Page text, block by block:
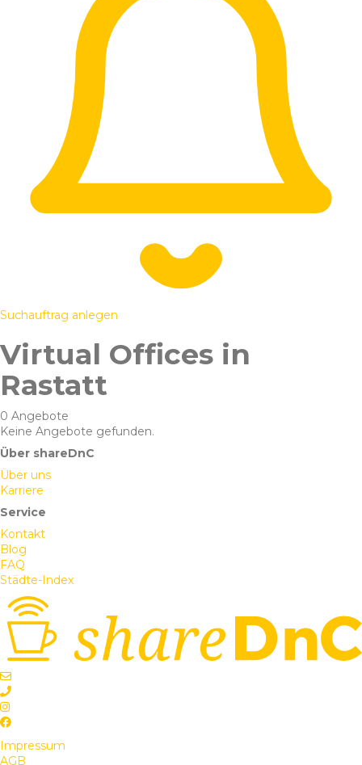
Suchauftrag anlegen
Virtual Offices in
Rastatt
0 Angebote
Keine Angebote gefunden.
Über shareDnC
Über uns
Karriere
Service
Kontakt
Blog
FAQ
Städte-Index
Impressum
AGB